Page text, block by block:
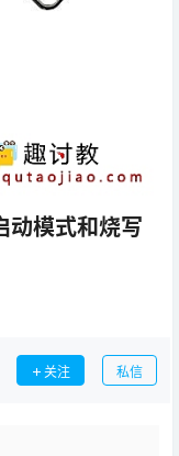
模式和烧写
关注 私信